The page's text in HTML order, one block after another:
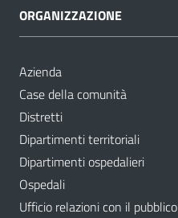
ORGANIZZAZIONE
Azienda
Case della comunità
Distretti
Dipartimenti territoriali
Dipartimenti ospedalieri
Ospedali
Ufficio relazioni con il pubblico